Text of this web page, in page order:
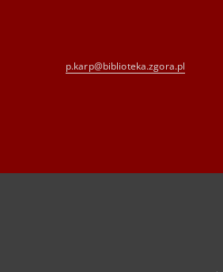
p.karp@biblioteka.zgora.pl